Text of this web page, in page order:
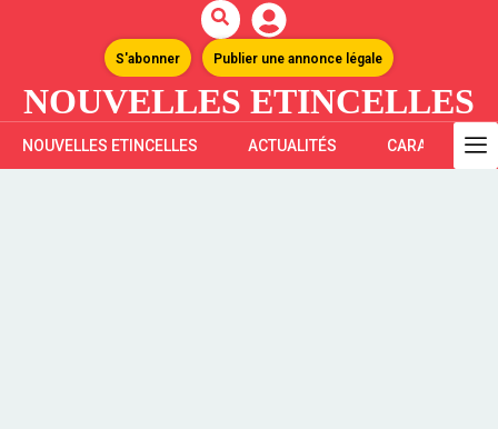
S'abonner Publier une annonce légale
NOUVELLES ETINCELLES
NOUVELLES ETINCELLES ACTUALITÉS CARAÏBES